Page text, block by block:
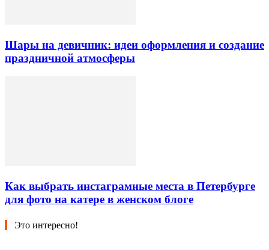
Шары на девичник: идеи оформления и создание
праздничной атмосферы
Как выбрать инстаграмные места в Петербурге
для фото на катере в женском блоге
Это интересно!